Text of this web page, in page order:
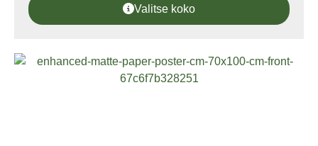
Valitse koko